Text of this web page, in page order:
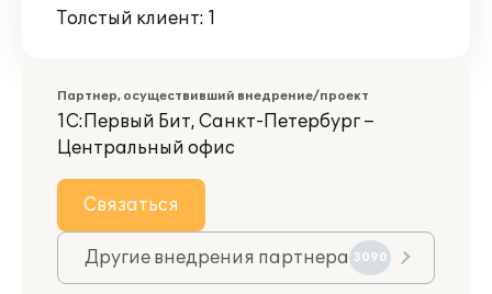
Толстый клиент: 1
Партнер, осуществивший внедрение/проект
1С:Первый Бит, Санкт-Петербург –
Центральный офис
Связаться
Другие внедрения партнера 3090